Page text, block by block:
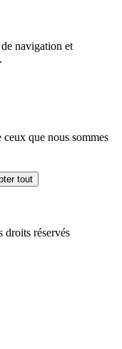
navigation et
que nous sommes
tout
droits réservés